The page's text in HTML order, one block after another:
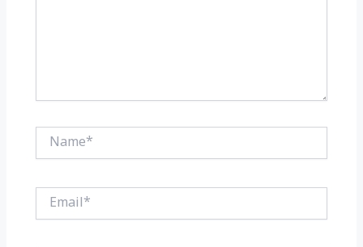
Name*
Email*